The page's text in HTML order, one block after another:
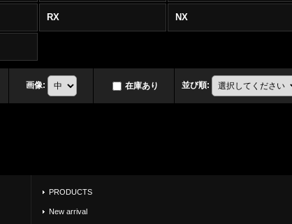
RX NX
画像: 在庫あり 並び順:
PRODUCTS
New arrival